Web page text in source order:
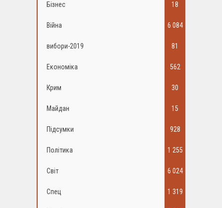
Бізнес 18
Війна 6 084
вибори-2019 81
Економіка 562
Крим 30
Майдан 15
Підсумки 928
Політика 1 255
Світ 6 024
Спец 1 319